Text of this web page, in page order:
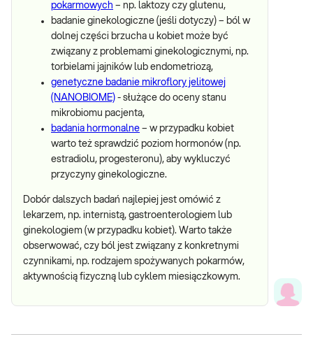
pokarmowych – np. laktozy czy glutenu,
badanie ginekologiczne (jeśli dotyczy) – ból w
dolnej części brzucha u kobiet może być
związany z problemami ginekologicznymi, np.
torbielami jajników lub endometriozą,
genetyczne badanie mikroflory jelitowej
(NANOBIOME) - służące do oceny stanu
mikrobiomu pacjenta,
badania hormonalne – w przypadku kobiet
warto też sprawdzić poziom hormonów (np.
estradiolu, progesteronu), aby wykluczyć
przyczyny ginekologiczne.
Dobór dalszych badań najlepiej jest omówić z
lekarzem, np. internistą, gastroenterologiem lub
ginekologiem (w przypadku kobiet). Warto także
obserwować, czy ból jest związany z konkretnymi
czynnikami, np. rodzajem spożywanych pokarmów,
aktywnością fizyczną lub cyklem miesiączkowym.